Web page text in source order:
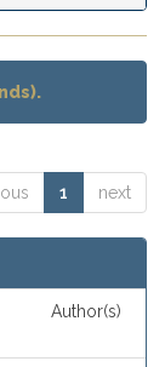
1 next
Author(s)